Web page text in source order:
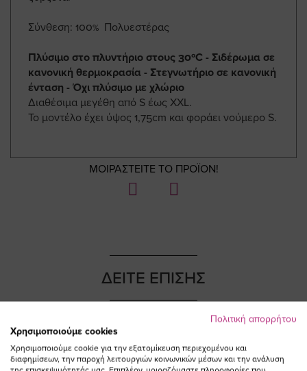
Σύνθεση: 100% Πολυεστέρας
Πλύσιμο στο πλυντήριο στους 30ºC - Σιδέρωμα σε
κανονική θερμοκρασία - Στεγνωτήριο σε κανονική
ένταση - Όχι πλύσιμο με χλώριο
Διαθέσιμα μεγέθη από S έως ΧΧL.
Το μοντέλο έχει ύψος 1,75cm και φοράει νούμερο S.
ΜΟΙΡΑΣΤΕΙΤΕ ΤΟ ΠΡΟΪΟΝ!
NEW IN
ΔΕΙΤΕ ΕΠΙΣΗΣ
Πολιτική απορρήτου
Χρησιμοποιούμε cookies
Χρησιμοποιούμε cookie για την εξατομίκευση περιεχομένου και
διαφημίσεων, την παροχή λειτουργιών κοινωνικών μέσων και την ανάλυση